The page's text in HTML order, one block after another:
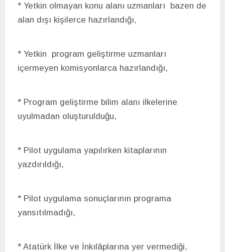
* Yetkin olmayan konu alanı uzmanları bazen de
alan dışı kişilerce hazırlandığı,
* Yetkin program geliştirme uzmanları
içermeyen komisyonlarca hazırlandığı,
* Program geliştirme bilim alanı ilkelerine
uyulmadan oluşturulduğu,
* Pilot uygulama yapılırken kitaplarının
yazdırıldığı,
* Pilot uygulama sonuçlarının programa
yansıtılmadığı,
* Atatürk İlke ve İnkılâplarına yer vermediği,